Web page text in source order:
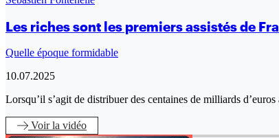
Les riches sont les premiers assistés de
Quelle époque formidable
10.07.2025
Lorsqu’il s’agit de distribuer des centaines de milliards
Voirla vidéo